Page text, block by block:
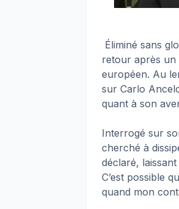
Éliminé sans
retour après un
européen. Au
sur Carlo
quant à son
Interrogé sur
cherché à
déclaré,
C’est possible
quand mon